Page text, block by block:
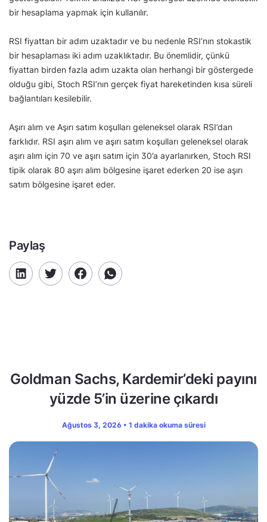
bir hesaplama yapmak için kullanılır.
RSI fiyattan bir adım uzaktadır ve bu nedenle RSI’nın stokastik
bir hesaplaması iki adım uzaklıktadır. Bu önemlidir, çünkü
fiyattan birden fazla adım uzakta olan herhangi bir göstergede
olduğu gibi, Stoch RSI’nın gerçek fiyat hareketinden kısa süreli
bağlantıları kesilebilir.
Aşırı alım ve Aşırı satım koşulları geleneksel olarak RSI’dan
farklıdır. RSI aşırı alım ve aşırı satım koşulları geleneksel olarak
aşırı alım için 70 ve aşırı satım için 30’a ayarlanırken, Stoch RSI
tipik olarak 80 aşırı alım bölgesine işaret ederken 20 ise aşırı
satım bölgesine işaret eder.
Paylaş
Goldman Sachs, Kardemir’deki payını
yüzde 5’in üzerine çıkardı
Ağustos 3, 2026 • 1 dakika okuma süresi